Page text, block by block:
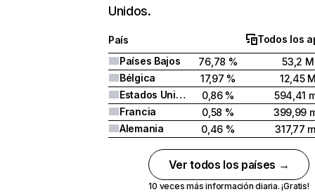
Unidos.
País
Todos los
Países Bajos
76,78 %
53,2 M
Bélgica
17,97 %
12,45
Estados Unidos
0,86 %
594,41
Francia
0,58 %
399,99
Alemania
0,46 % 317,77
Ver todos los países →
10 veces más información diaria. ¡Gratis!